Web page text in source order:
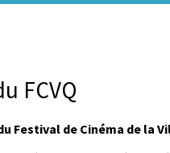
FCVQ
de Cinéma de la